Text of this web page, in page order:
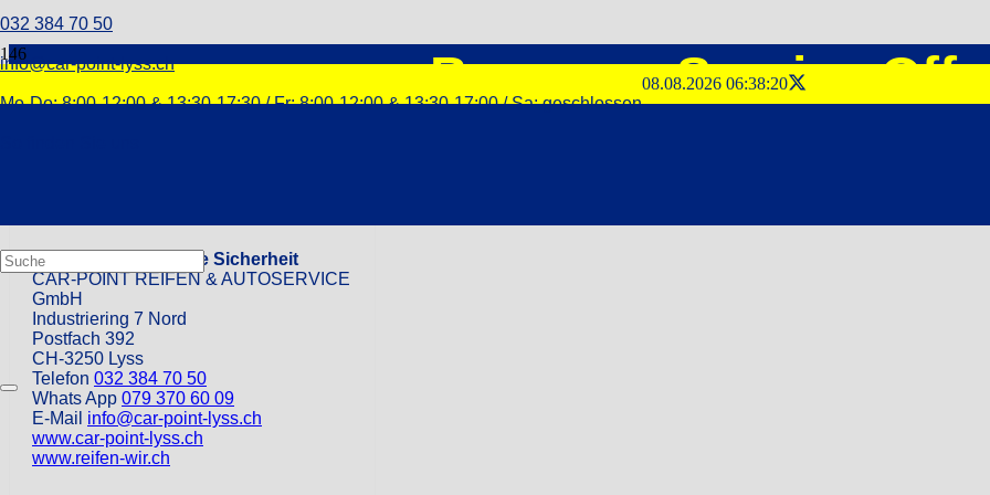
032 384 70 50
info@car-point-lyss.ch
Mo-Do: 8:00-12:00 & 13:30-17:30 / Fr: 8:00-12:00 & 13:30-17:00 / Sa: geschlossen
08.08.2026 06:38:20
Bremsen-Service
Unsere Firma für Ihre Sicherheit
CAR-POINT REIFEN & AUTOSERVICE
GmbH
Industriering 7 Nord
Postfach 392
CH-3250 Lyss
Telefon 032 384 70 50
Whats App 079 370 60 09
E-Mail info@car-point-lyss.ch
www.car-point-lyss.ch
www.reifen-wir.ch